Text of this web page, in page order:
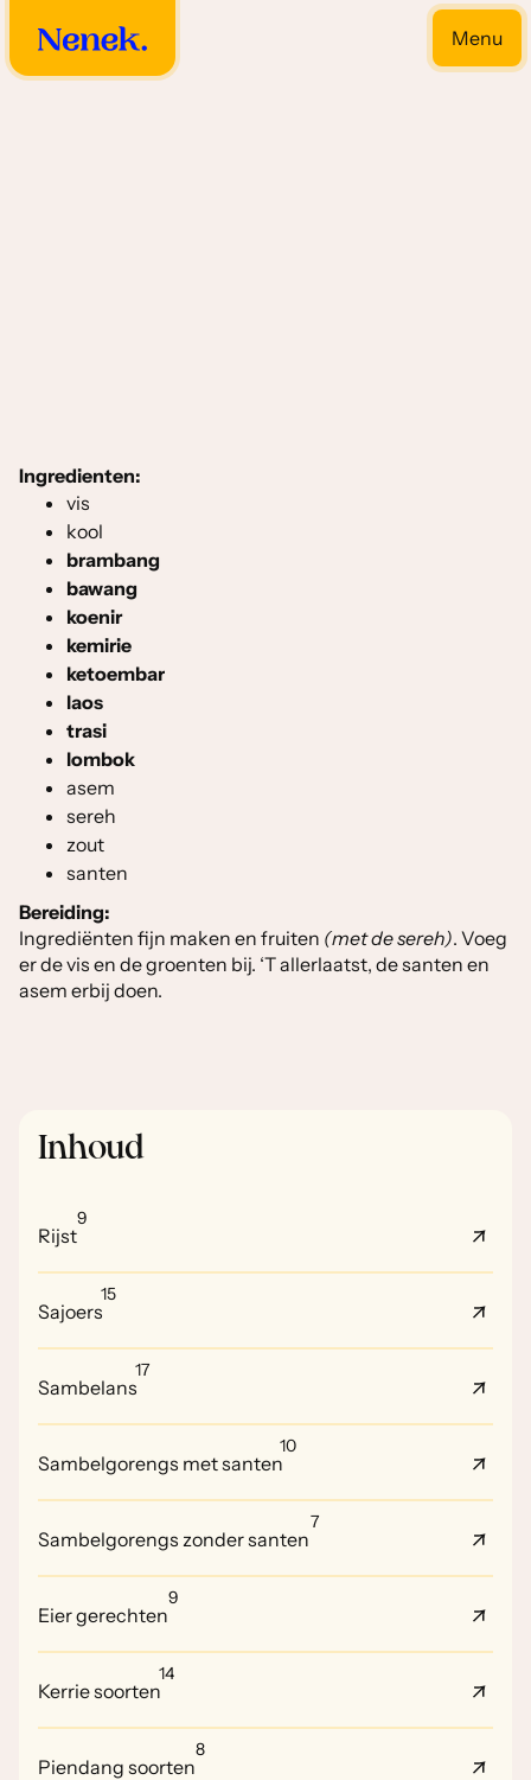
Menu
Ingredienten:
vis
kool
brambang
bawang
koenir
kemirie
ketoembar
laos
trasi
lombok
asem
sereh
zout
santen
Bereiding:
Ingrediënten fijn maken en fruiten (met de sereh). Voeg
er de vis en de groenten bij. ‘T allerlaatst, de santen en
asem erbij doen.
Inhoud
Rijst
9
Sajoers
15
Sambelans
17
Sambelgorengs met santen
10
Sambelgorengs zonder santen
7
Eier gerechten
9
Kerrie soorten
14
Piendang soorten
8